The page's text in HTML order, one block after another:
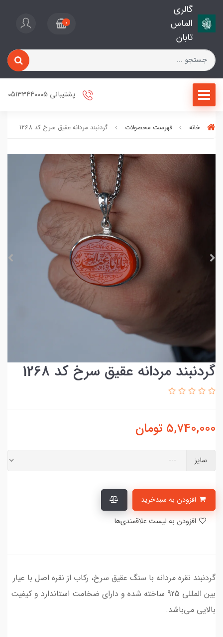
گالری
الماس
تابان
0
پشتیبانی 05133440005
خانه فهرست محصولات گردنبند مردانه عقیق سرخ کد 1268
گردنبند مردانه عقیق سرخ کد 1268
5,740,000 تومان
سایز
گردنبند نقره مردانه با سنگ عقیق سرخ، رکاب از نقره اصل با عیار
بین المللی 925 ساخته شده و دارای ضخامت استاندارد و کیفیت
بالایی می‌باشد.